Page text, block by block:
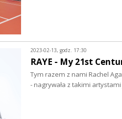
2023-02-13, godz. 17:30
RAYE - My 21st
Tym razem z nami Rachel
- nagrywała z takimi artystami